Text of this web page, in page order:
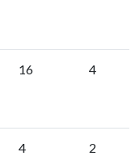
16 4
4 2